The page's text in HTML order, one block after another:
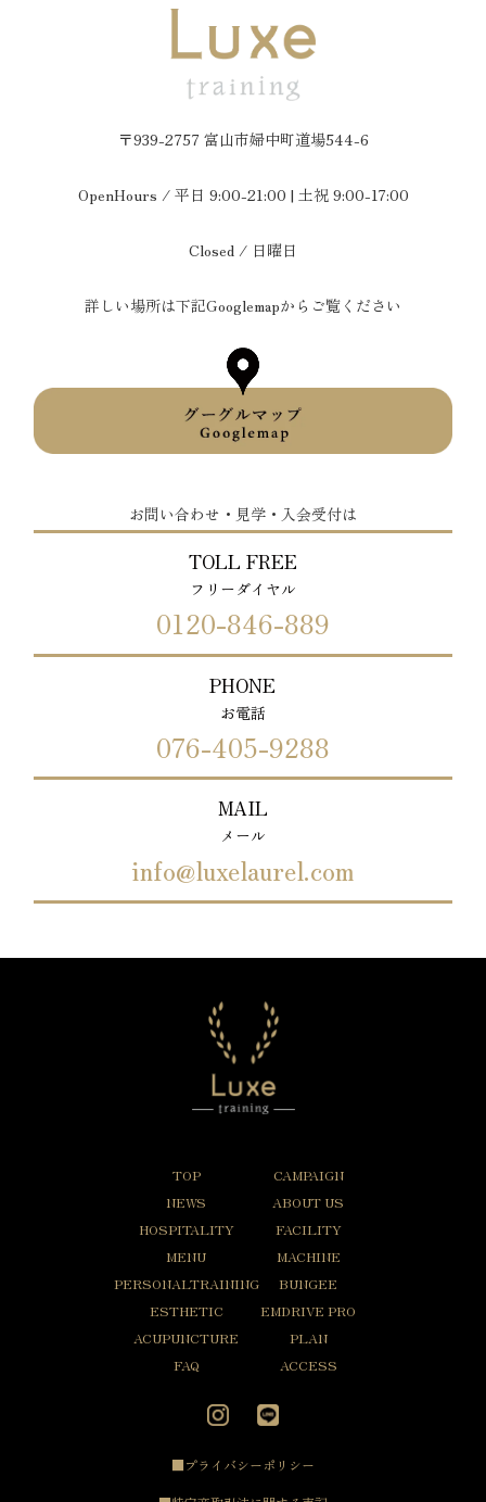
〒939-2757 富山市婦中町道場544-6
OpenHours / 平日 9:00-21:00 | 土祝 9:00-17:00
Closed / 日曜日
詳しい場所は下記Googlemapからご覧ください
お問い合わせ・見学・入会受付は
TOLL FREE
フリーダイヤル
0120-846-889
PHONE
お電話
076-405-9288
MAIL
メール
info@luxelaurel.com
TOP
NEWS
HOSPITALITY
MENU
PERSONALTRAINING
ESTHETIC
ACUPUNCTURE
FAQ
CAMPAIGN
ABOUT US
FACILITY
MACHINE
BUNGEE
EMDRIVE PRO
PLAN
ACCESS
■プライバシーポリシー